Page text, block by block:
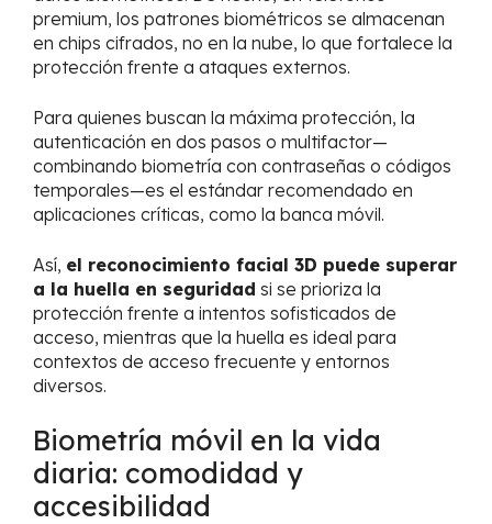
premium, los patrones biométricos se almacenan
en chips cifrados, no en la nube, lo que fortalece la
protección frente a ataques externos.
Para quienes buscan la máxima protección, la
autenticación en dos pasos o multifactor—
combinando biometría con contraseñas o códigos
temporales—es el estándar recomendado en
aplicaciones críticas, como la banca móvil.
Así, el reconocimiento facial 3D puede superar
a la huella en seguridad si se prioriza la
protección frente a intentos sofisticados de
acceso, mientras que la huella es ideal para
contextos de acceso frecuente y entornos
diversos.
Biometría móvil en la vida
diaria: comodidad y
accesibilidad